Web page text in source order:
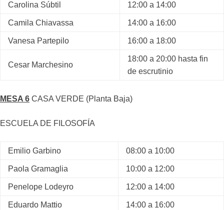
Carolina Súbtil 12:00 a 14:00
Camila Chiavassa 14:00 a 16:00
Vanesa Partepilo 16:00 a 18:00
Cesar Marchesino
18:00 a 20:00 hasta fin
de escrutinio
MESA 6 CASA VERDE (Planta Baja)
ESCUELA DE FILOSOFÍA
Emilio Garbino 08:00 a 10:00
Paola Gramaglia 10:00 a 12:00
Penelope Lodeyro 12:00 a 14:00
Eduardo Mattio 14:00 a 16:00